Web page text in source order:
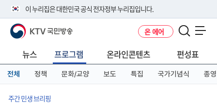
이 누리집은 대한민국 공식 전자정부 누리집입니다.
공식 누리집 주소 확인하기
니다.
이밖에 or.kr 또는 .kr등 다른 도메인 주소를 사용하고 있다면 아래 URL에
서 도메인 주소를 확인해 보세요
KTV 국민방송 온 에어
뉴스 프로그램 온라인콘텐츠 편성표
전체 정책 문화/교양 보도 특집 국가기념식 종영
주간 민생 브리핑